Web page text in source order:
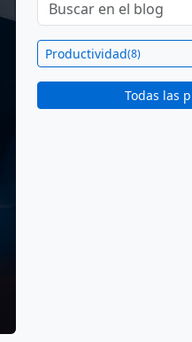
Productividad(8)
Todas las